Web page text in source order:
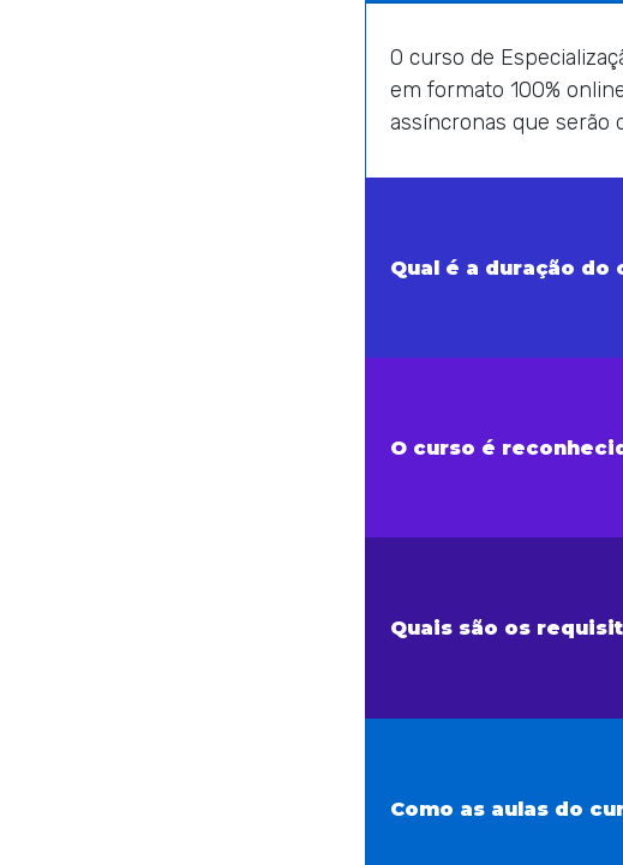
O curso de
em formato 100%
assíncronas que serão
Qual é a duração do
O curso é
Quais são os
Como as aulas do